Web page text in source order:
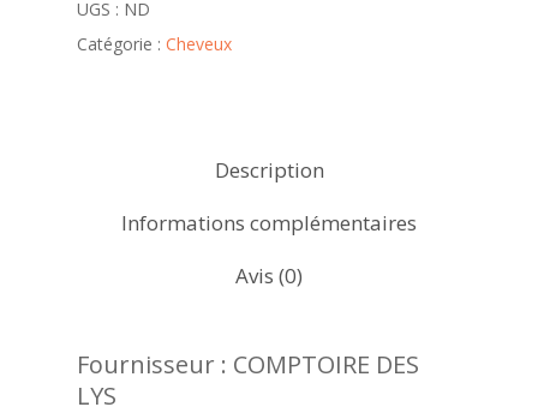
UGS : ND
Catégorie : Cheveux
Description
Informations complémentaires
Avis (0)
Fournisseur : COMPTOIRE DES
LYS